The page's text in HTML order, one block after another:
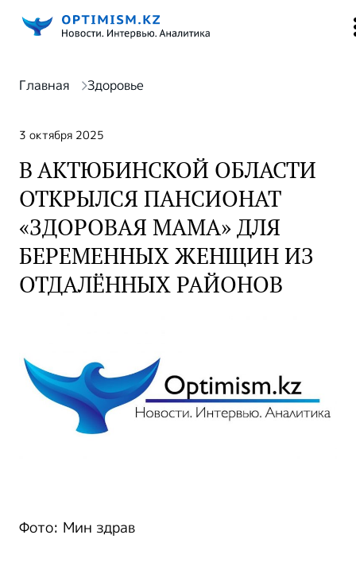
Главная Здоровье
3 октября 2025
В АКТЮБИНСКОЙ ОБЛАСТИ
ОТКРЫЛСЯ ПАНСИОНАТ
«ЗДОРОВАЯ МАМА» ДЛЯ
БЕРЕМЕННЫХ ЖЕНЩИН ИЗ
ОТДАЛЁННЫХ РАЙОНОВ
Фото: Мин здрав